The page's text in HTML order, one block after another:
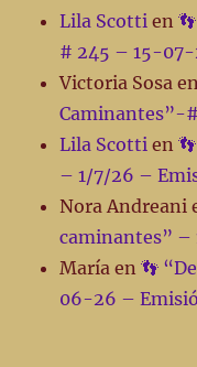
Lila Scotti en
# 245 – 15-
Victoria Sosa
Caminantes”-
Lila Scotti en
– 1/7/26 –
Nora Andreani
caminantes”
María en👣
06-26 –